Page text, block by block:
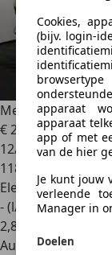
Mercedes-Benz
€ 26.500
12/2015
118.282 km
Elektro/Benzine
- (l/100 km)
2,8
Autobedrijf
Cookies,
(bijv. login-
apparaat
apparaat
app of met
van de hier
Je kunt jouw
verleende
Manager in
Doelen